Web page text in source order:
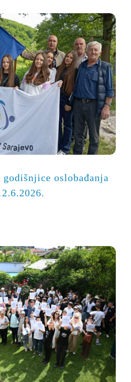
oslobađanja